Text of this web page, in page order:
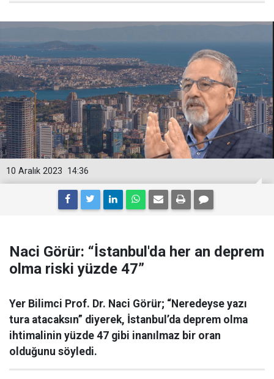
14:36
10 Aralık 2023
Naci Görür: “İstanbul'da her an deprem
olma riski yüzde 47”
Yer Bilimci Prof. Dr. Naci Görür; “Neredeyse yazı
tura atacaksın” diyerek, İstanbul’da deprem olma
ihtimalinin yüzde 47 gibi inanılmaz bir oran
olduğunu söyledi.